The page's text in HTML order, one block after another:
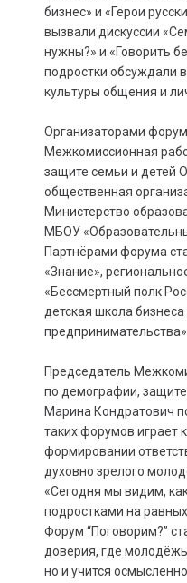
бизнес» и «Герои
вызвали дискуссии
нужны?» и «Говорить
подростки обсуждали
культуры общения и
Организаторами
Межкомиссионная
защите семьи и детей
общественная
Министерство
МБОУ
Партнёрами форума
«Знание»,
«Бессмертный полк
детская школа
предпринимательства»
Председатель
по демографии,
Марина Кондратович
таких форумов играет
формировании
духовно зрелого
«Сегодня мы видим,
подростками на
Форум “Поговорим?”
доверия, где
но и учится